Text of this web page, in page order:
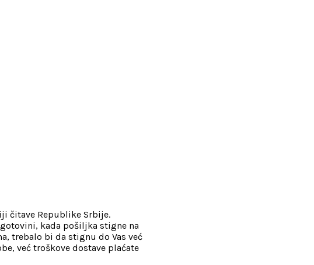
čitave Republike Srbije.
kada pošiljka stigne na
trebalo bi da stignu do Vas već
već troškove dostave plaćate